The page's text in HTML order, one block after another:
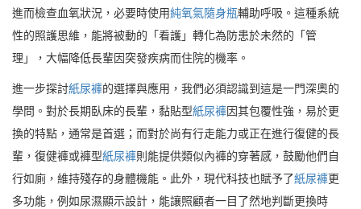
進而檢查血氧狀況，必要時使用純氧氣隨身瓶輔助呼吸。這種系統
性的照護思維，能將被動的「看護」轉化為防患於未然的「管
理」，大幅降低長輩因突發疾病而住院的機率。
進一步探討紙尿褲的選擇與應用，我們必須認識到這是一門深奧的
學問。對於長期臥床的長輩，黏貼型紙尿褲因其包覆性強，易於更
換的特點，通常是首選；而對於尚有行走能力或正在進行復健的長
輩，復健褲或褲型紙尿褲則能提供類似內褲的穿著感，鼓勵他們自
行如廁，維持殘存的身體機能。此外，現代科技也賦予了紙尿褲更
多功能，例如尿濕顯示設計，能讓照顧者一目了然地判斷更換時